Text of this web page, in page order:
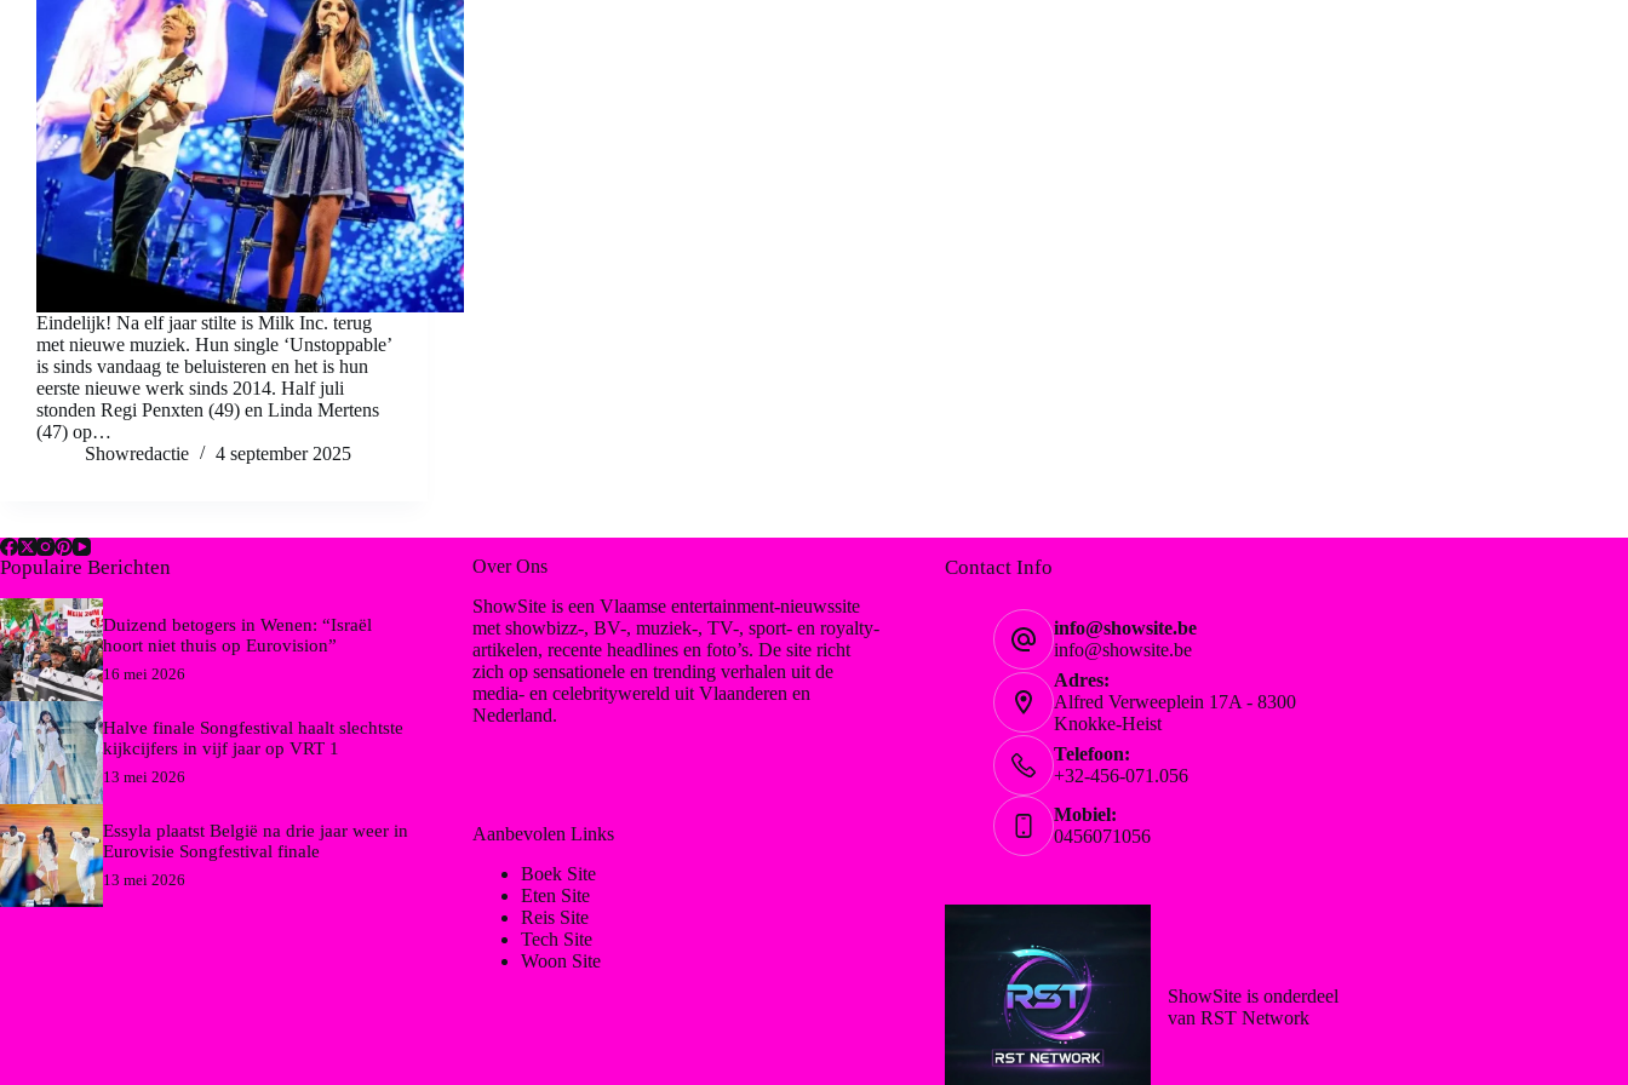
Eindelijk! Na elf jaar stilte is Milk Inc. terug
met nieuwe muziek. Hun single ‘Unstoppable’
is sinds vandaag te beluisteren en het is hun
eerste nieuwe werk sinds 2014. Half juli
stonden Regi Penxten (49) en Linda Mertens
(47) op…
Showredactie
4 september 2025
Populaire Berichten
Duizend betogers in Wenen: “Israël
hoort niet thuis op Eurovision”
16 mei 2026
Halve finale Songfestival haalt slechtste
kijkcijfers in vijf jaar op VRT 1
13 mei 2026
Essyla plaatst België na drie jaar weer in
Eurovisie Songfestival finale
13 mei 2026
Over Ons
ShowSite is een Vlaamse entertainment-nieuwssite
met showbizz-, BV-, muziek-, TV-, sport- en royalty-
artikelen, recente headlines en foto’s. De site richt
zich op sensationele en trending verhalen uit de
media- en celebritywereld uit Vlaanderen en
Nederland.
Aanbevolen Links
Boek Site
Eten Site
Reis Site
Tech Site
Woon Site
Contact Info
info@showsite.be
info@showsite.be
Adres:
Alfred Verweeplein 17A - 8300
Knokke-Heist
Telefoon:
+32-456-071.056
Mobiel:
0456071056
ShowSite is onderdeel
van RST Network